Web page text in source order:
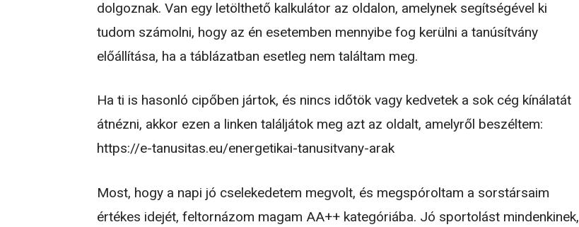
dolgoznak. Van egy letölthető kalkulátor az oldalon, amelynek segítségével ki
tudom számolni, hogy az én esetemben mennyibe fog kerülni a tanúsítvány
előállítása, ha a táblázatban esetleg nem találtam meg.
Ha ti is hasonló cipőben jártok, és nincs időtök vagy kedvetek a sok cég kínálatát
átnézni, akkor ezen a linken találjátok meg azt az oldalt, amelyről beszéltem:
https://e-tanusitas.eu/energetikai-tanusitvany-arak
Most, hogy a napi jó cselekedetem megvolt, és megspóroltam a sorstársaim
értékes idejét, feltornázom magam AA++ kategóriába. Jó sportolást mindenkinek,